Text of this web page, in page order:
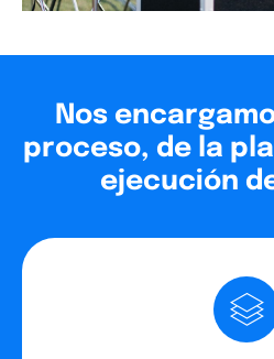
Nos
proceso, de la
ejecución